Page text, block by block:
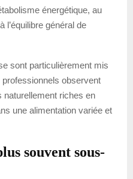
énergétique, au
l’équilibre général de
sont particulièrement mis
observent
naturellement riches en
une alimentation variée et
souvent sous-